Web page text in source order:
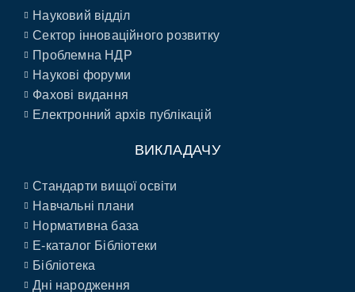
Науковий відділ
Сектор інноваційного розвитку
Проблемна НДР
Наукові форуми
Фахові видання
Електронний архів публікацій
ВИКЛАДАЧУ
Стандарти вищої освіти
Навчальні плани
Нормативна база
E-каталог Бібліотеки
Бібліотека
Дні народження